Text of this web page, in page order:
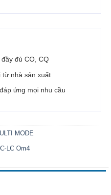
đủ CO, CQ
từ nhà sản xuất
ứng mọi nhu cầu
MODE
LC Om4